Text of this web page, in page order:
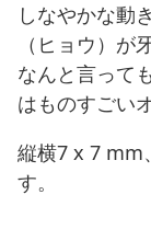
しなやかな動
（ヒョウ）が
なんと言って
はものすごい
縦横7 x 7 mm
す。